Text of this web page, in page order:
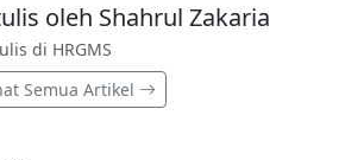
oleh Shahrul Zakaria
di HRGMS
Semua Artikel